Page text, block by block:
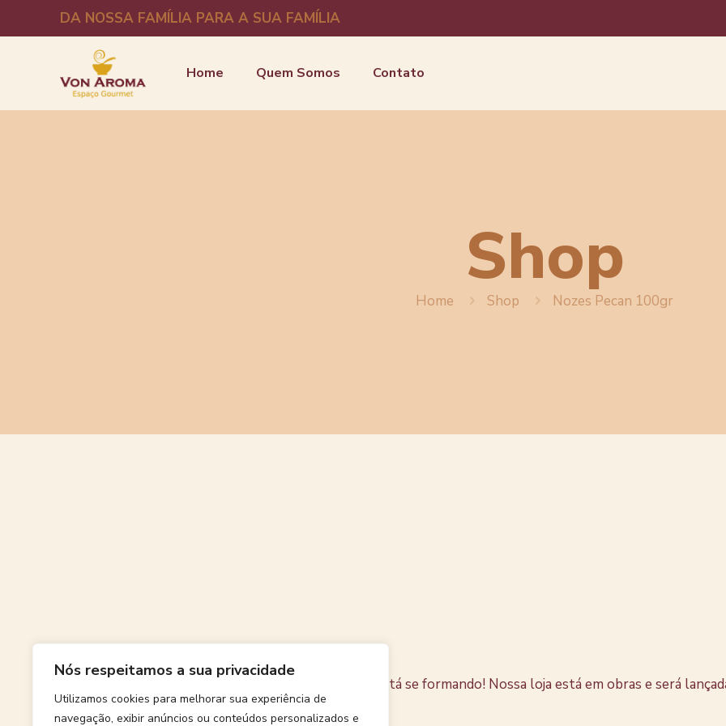
Nós respeitamos a sua privacidade
Utilizamos cookies para melhorar sua experiência de
navegação, exibir anúncios ou conteúdos personalizados e
DA NOSSA FAMÍLIA PARA A SUA FAMÍLIA
Home Quem Somos Contato
Shop
Home Shop Nozes Pecan 100gr
Algo grande está se formando! Nossa loja está em obras e será